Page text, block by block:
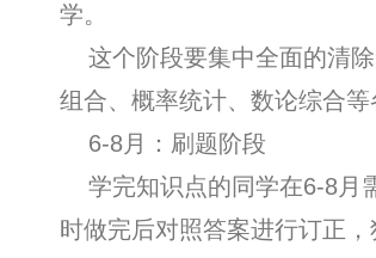
学。
这个阶段要集中全面的清除
组合、概率统计、数论综合
6-8月：刷题阶段
学完知识点的同学在6-8月
时做完后对照答案进行订正